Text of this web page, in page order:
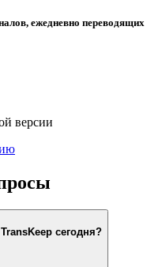
ежедневно переводящих
версии
сегодня?